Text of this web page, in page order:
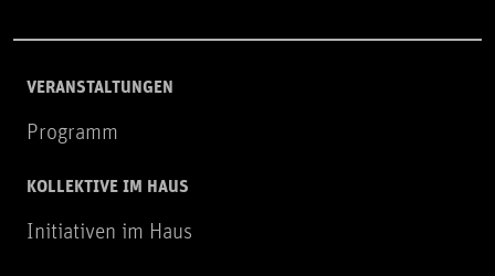
VERANSTALTUNGEN
Programm
KOLLEKTIVE IM HAUS
Initiativen im Haus